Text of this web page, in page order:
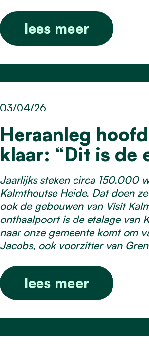
lees meer
Heraanleg
klaar: “Dit is de
03/04/26
Jaarlijks steken circa 150.000
Kalmthoutse Heide. Dat doen
ook de gebouwen van Visit
onthaalpoort is de etalage van
naar onze gemeente komt om
Jacobs, ook voorzitter van
lees meer